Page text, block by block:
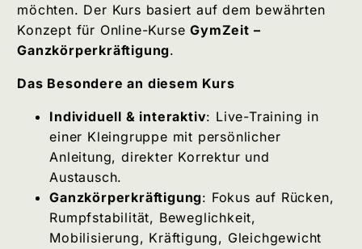
möchten. Der Kurs basiert auf dem bewährten
Konzept für Online-KurseGymZeit –
Ganzkörperkräftigung.
Das Besondere an diesem Kurs
Individuell & interaktiv: Live-Training in
einer Kleingruppe mit persönlicher
Anleitung, direkter Korrektur und
Austausch.
Ganzkörperkräftigung: Fokus auf Rücken,
Rumpfstabilität, Beweglichkeit,
Mobilisierung, Kräftigung, Gleichgewicht